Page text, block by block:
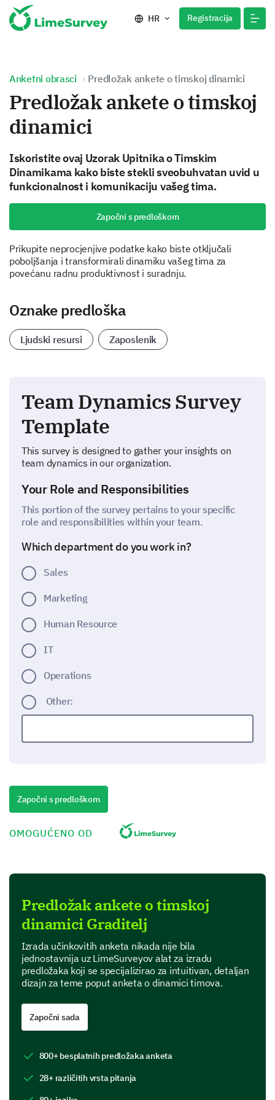
HR Registracija
Anketni obrasci Predložak ankete o timskoj dinamici
Predložak ankete o timskoj
dinamici
Iskoristite ovaj Uzorak Upitnika o Timskim
Dinamikama kako biste stekli sveobuhvatan uvid u
funkcionalnost i komunikaciju vašeg tima.
Započni s predloškom
Prikupite neprocjenjive podatke kako biste otključali
poboljšanja i transformirali dinamiku vašeg tima za
povećanu radnu produktivnost i suradnju.
Oznake predloška
Ljudski resursi Zaposlenik
Team Dynamics Survey
Template
This survey is designed to gather your insights on
team dynamics in our organization.
Your Role and Responsibilities
This portion of the survey pertains to your specific
role and responsibilities within your team.
Which department do you work in?
Sales
Marketing
Human Resource
IT
Operations
Other:
Team Interaction and Communication
In this section, we will focus on how team members
interact and communicate with each other.
Please rate the following statements in terms
Započni s predloškom
OMOGUĆENO OD
Predložak ankete o timskoj
dinamici Graditelj
Izrada učinkovitih anketa nikada nije bila
jednostavnija uz LimeSurveyov alat za izradu
predložaka koji se specijalizirao za intuitivan, detaljan
dizajn za teme poput anketa o dinamici timova.
Započni sada
800+ besplatnih predložaka anketa
28+ različitih vrsta pitanja